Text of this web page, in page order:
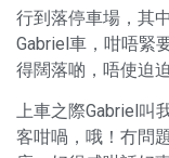
行到落停車場，其
Gabriel車，咁唔緊
得闊落啲，唔使迫迫
上車之際Gabriel叫
客咁喎，哦！冇問